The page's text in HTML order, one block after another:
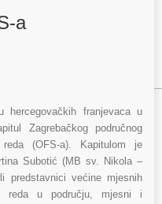
a
hercegovačkih franjevaca u
Zagrebačkog područnog
reda (OFS-a). Kapitulom je
Subotić (MB sv. Nikola –
predstavnici većine mjesnih
reda u području, mjesni i